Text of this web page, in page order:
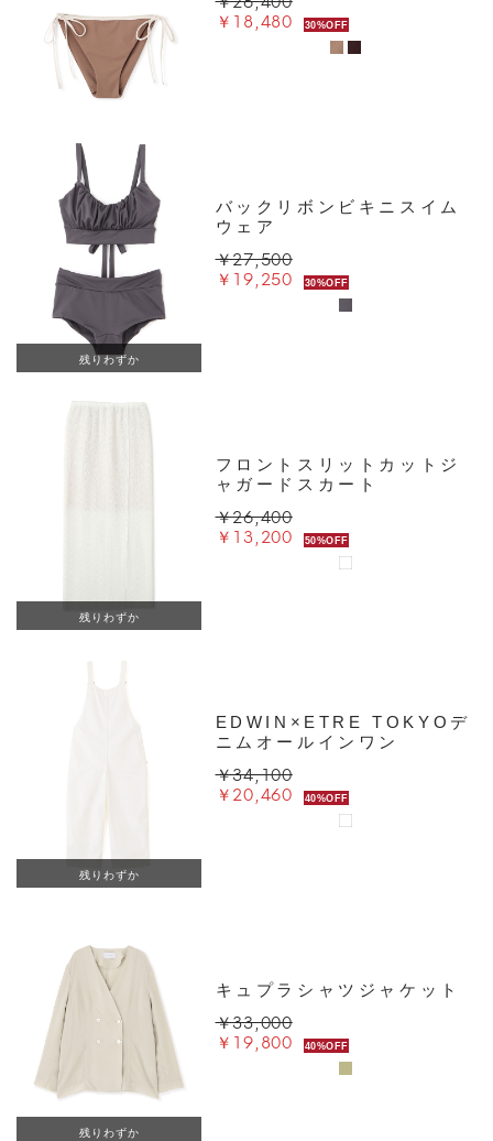
￥18,480 30%OFF
残りわずか
バックリボンビキニスイム
ウェア
￥27,500
￥19,250 30%OFF
残りわずか
フロントスリットカットジ
ャガードスカート
￥26,400
￥13,200 50%OFF
残りわずか
EDWIN×ETRE TOKYOデ
ニムオールインワン
￥34,100
￥20,460 40%OFF
残りわずか
キュプラシャツジャケット
￥33,000
￥19,800 40%OFF